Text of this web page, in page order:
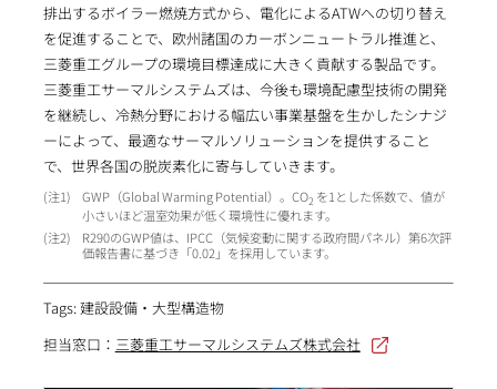
排出するボイラー燃焼方式から、電化によるATWへの切り替え
を促進することで、欧州諸国のカーボンニュートラル推進と、
三菱重工グループの環境目標達成に大きく貢献する製品です。
三菱重工サーマルシステムズは、今後も環境配慮型技術の開発
を継続し、冷熱分野における幅広い事業基盤を生かしたシナジ
ーによって、最適なサーマルソリューションを提供すること
で、世界各国の脱炭素化に寄与していきます。
1 GWP（Global Warming Potential）。CO2 を1とした係数で、値が
小さいほど温室効果が低く環境性に優れます。
2
R290のGWP値は、IPCC（気候変動に関する政府間パネル）第6次評
価報告書に基づき「0.02」を採用しています。
Tags: 建設設備・大型構造物
担当窓口： 三菱重工サーマルシステムズ株式会社